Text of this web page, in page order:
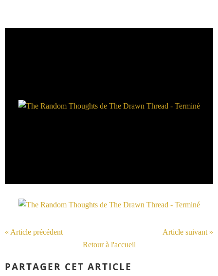
« Article précédent
Article suivant »
Retour à l'accueil
PARTAGER CET ARTICLE